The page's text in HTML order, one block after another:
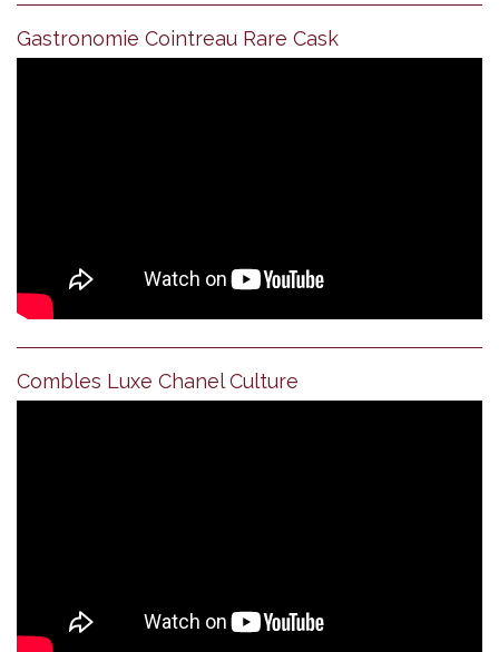
Gastronomie Cointreau Rare Cask
Combles Luxe Chanel Culture